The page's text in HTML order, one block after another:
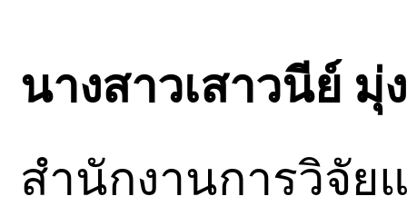
นางสาวเสาวนีย์ มุ่
สำนักงานการวิจัย